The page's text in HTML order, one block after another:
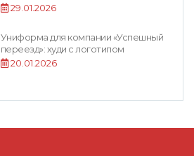
29.01.2026
Униформа для компании «Успешный
переезд»: худи с логотипом
20.01.2026